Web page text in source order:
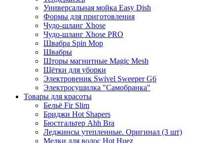
Универсальная мойка Easy Dish
Формы для приготовления
Чудо-шланг Xhose
Чудо-шланг Xhose PRO
Швабра Spin Mop
Швабры
Шторы магнитные Magic Mesh
Щётки для уборки
Электровеник Swivel Sweeper G6
Электросушилка "Самобранка"
Товары для красоты
Бельё Fir Slim
Бриджи Hot Shapers
Бюстгальтер Ahh Bra
Леджинсы утепленные. Оригинал (3 шт)
Мелки для волос Hot Huez